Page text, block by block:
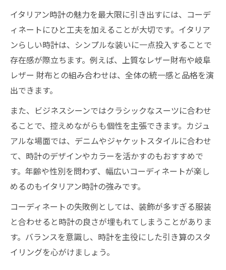
イタリアン時計の魅力を最大限に引き出すには、コーデ
ィネートにひと工夫を加えることが大切です。イタリア
ンらしい時計は、シンプルな装いに一点投入することで
存在感が際立ちます。例えば、上質なレザー財布や岐阜
レザー 財布との組み合わせは、全体の統一感と品格を演
出できます。
また、ビジネスシーンではクラシックなスーツに合わせ
ることで、控えめながらも個性を主張できます。カジュ
アルな場面では、デニムやジャケットスタイルに合わせ
て、時計のデザインやカラーを活かすのもおすすめで
す。年齢や性別を問わず、幅広いコーディネートが楽し
めるのもイタリアン時計の強みです。
コーディネートの失敗例としては、装飾が多すぎる服装
と合わせると時計の良さが埋もれてしまうことがありま
す。バランスを意識し、時計を主役にした引き算のスタ
イリングを心がけましょう。